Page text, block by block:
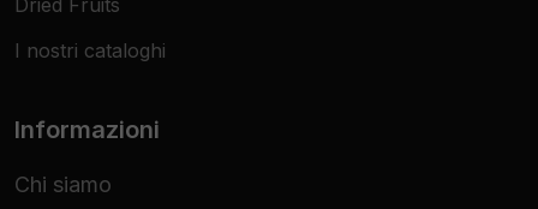
I nostri cataloghi
Informazioni
Chi siamo